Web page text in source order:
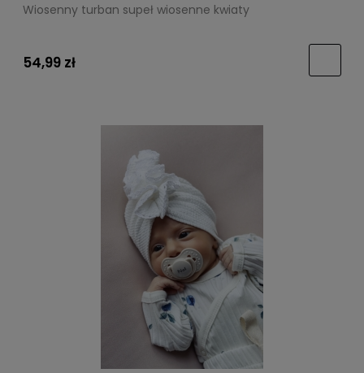
Wiosenny turban supeł wiosenne kwiaty
54,99 zł